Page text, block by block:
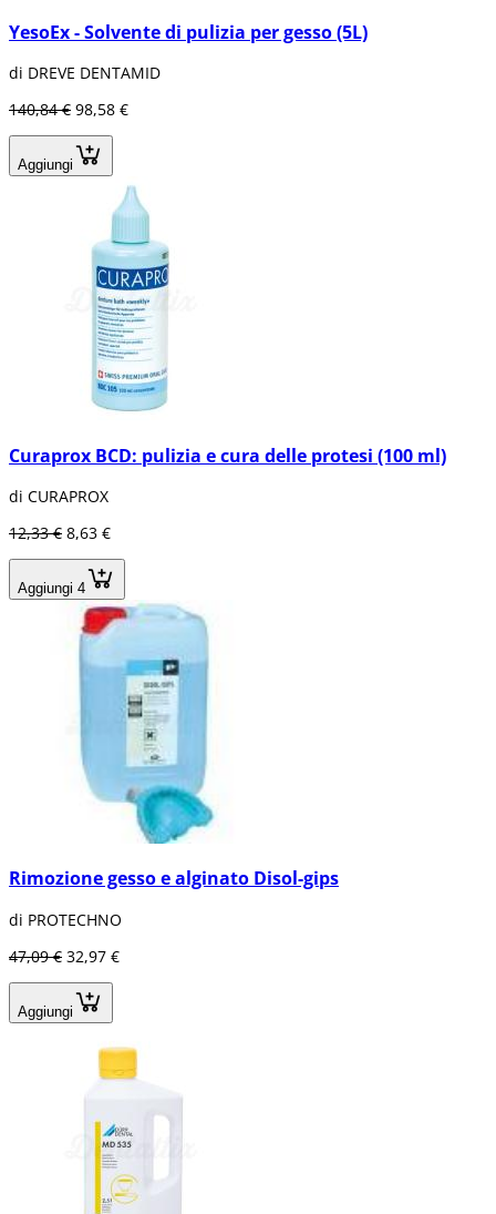
YesoEx - Solvente di pulizia per gesso (5L)
di DREVE DENTAMID
140,84 € 98,58 €
Aggiungi
Curaprox BCD: pulizia e cura delle protesi (100 ml)
di CURAPROX
12,33 € 8,63 €
Aggiungi 4
Rimozione gesso e alginato Disol-gips
di PROTECHNO
47,09 € 32,97 €
Aggiungi